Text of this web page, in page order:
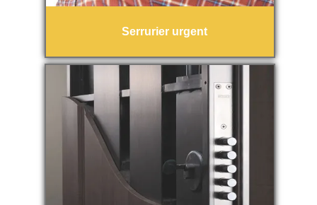
Serrurier urgent